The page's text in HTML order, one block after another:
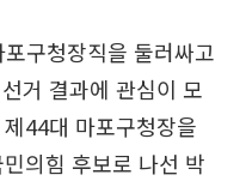
구청장직을 둘러싸고
거 결과에 관심이 모
44대 마포구청장을
의힘 후보로 나선 박